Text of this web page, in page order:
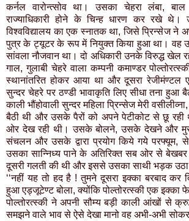
कर्नल वारोन्त्सोव था। उसका चेहरा लंबा,
राज्याधिकारी होने के चिन्ह धारण कर रखे थे।
विश्वविद्यालय का एक स्नातक था, जिसे प्रिन्सेज ने
पुत्र के ट्यूटर के रूप में नियुक्त किया हुआ था। वह
सांवला नौजवान था। दो अधिकारी उनके विरुद्ध
गाल, गुलाबी चेहरे वाला कम्पनी कमाण्डर
स्थानांतरित होकर आया था और दूसरा
सुन्दर चेहरे पर ठण्डी भावाकृति लिए सीधा तना
काली भौंहोवाली सुन्दर महिला प्रिन्सेज मेरी
बैठी थी और उसके पैरों को अपने पेटीकोट से छू
ओर देख रही थी। उसके बोलने, उसके देखने और
संचलन और उसके द्वारा प्रयोग किये गये परफ्यूम, से
उसका सान्निध्य पाने के अतिरिक्त सब ओर से
दूसरी गलती की थी और इससे उसका साथी भड़क उठा
‘‘नहीं यह तो हद है ! तुमने दूसरा इक्का बरबाद कर
हुआ एड्जूटेण्ट बोला, क्योंकि पोल्तोरत्स्की एक इक्का
पोल्तोरत्स्की ने अपनी सौम्य बड़ी काली आंखों से
समझने वाले भाव से ऐसे देखा मानो वह अभी-अभी